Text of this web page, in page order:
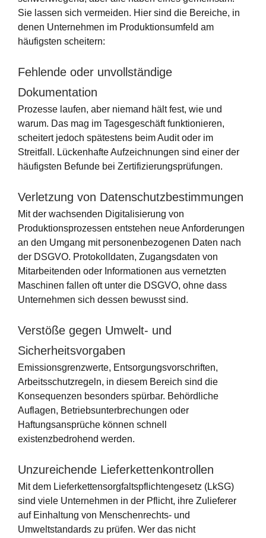
Sie lassen sich vermeiden. Hier sind die Bereiche, in
denen Unternehmen im Produktionsumfeld am
häufigsten scheitern:
Fehlende oder unvollständige
Dokumentation
Prozesse laufen, aber niemand hält fest, wie und
warum. Das mag im Tagesgeschäft funktionieren,
scheitert jedoch spätestens beim Audit oder im
Streitfall. Lückenhafte Aufzeichnungen sind einer der
häufigsten Befunde bei Zertifizierungsprüfungen.
Verletzung von Datenschutzbestimmungen
Mit der wachsenden Digitalisierung von
Produktionsprozessen entstehen neue Anforderungen
an den Umgang mit personenbezogenen Daten nach
der DSGVO. Protokolldaten, Zugangsdaten von
Mitarbeitenden oder Informationen aus vernetzten
Maschinen fallen oft unter die DSGVO, ohne dass
Unternehmen sich dessen bewusst sind.
Verstöße gegen Umwelt- und
Sicherheitsvorgaben
Emissionsgrenzwerte, Entsorgungsvorschriften,
Arbeitsschutzregeln, in diesem Bereich sind die
Konsequenzen besonders spürbar. Behördliche
Auflagen, Betriebsunterbrechungen oder
Haftungsansprüche können schnell
existenzbedrohend werden.
Unzureichende Lieferkettenkontrollen
Mit dem Lieferkettensorgfaltspflichtengesetz (LkSG)
sind viele Unternehmen in der Pflicht, ihre Zulieferer
auf Einhaltung von Menschenrechts- und
Umweltstandards zu prüfen. Wer das nicht